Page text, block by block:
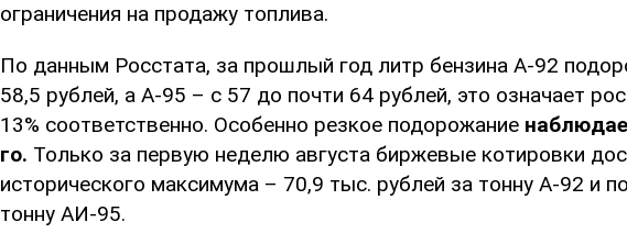
ограничения на продажу топлива.
По данным Росстата, за прошлый год литр бензина А-92
58,5 рублей, а А-95 – с 57 до почти 64 рублей, это означает
13% соответственно. Особенно резкое подорожание
го. Только за первую неделю августа биржевые котировки
исторического максимума – 70,9 тыс. рублей за тонну А-92 и
тонну АИ-95.